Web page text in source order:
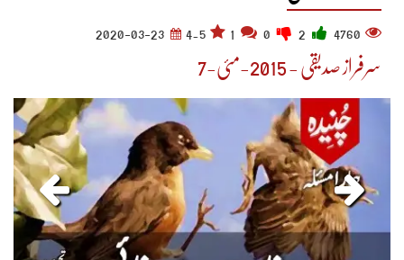
4760
4.5
2020-03-23
سرفراز صدیقی - 2015-مئی-7